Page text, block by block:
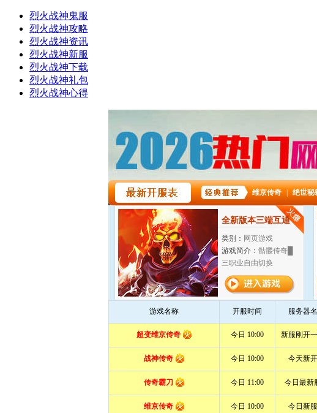
烈火战神鬼服
烈火战神攻略
烈火战神资讯
烈火战神新服
烈火战神下载
烈火战神礼包
烈火战神心得